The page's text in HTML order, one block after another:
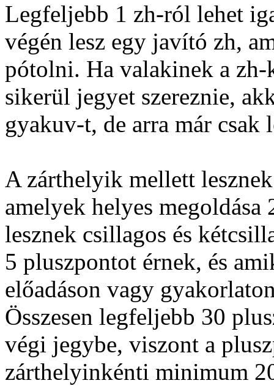
Legfeljebb 1 zh-ról lehet
végén lesz egy javító zh,
pótolni. Ha valakinek a zh-
sikerül jegyet szereznie,
gyakuv-t, de arra már
A zárthelyik mellett
amelyek helyes
lesznek csillagos és
5 pluszpontot érnek, és
előadáson vagy
Összesen legfeljebb 30
végi jegybe, viszont a
zárthelyinkénti minimum